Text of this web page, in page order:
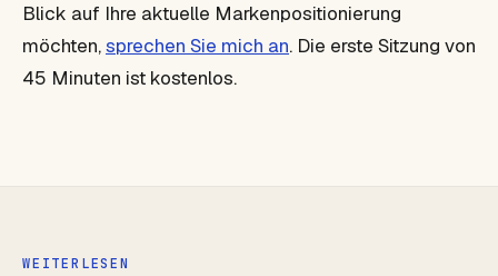
Blick auf Ihre aktuelle Markenpositionierung
möchten,sprechen Sie mich an. Die erste Sitzung von
45 Minuten ist kostenlos.
WEITERLESEN